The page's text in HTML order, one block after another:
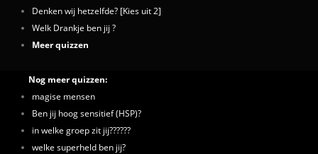
Denken wij hetzelfde? [Kies uit 2]
Welk Drankje ben jij ?
Meer quizzen
Nog meer quizzen:
magise mensen
Ben jij hoog sensitief (HSP)?
in welke groep zit jij??????
welke superheld ben jij?